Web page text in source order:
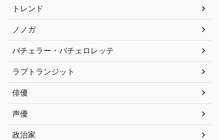
トレンド
ノノガ
バチェラー・バチェロレッテ
ラブトランジット
俳優
声優
政治家